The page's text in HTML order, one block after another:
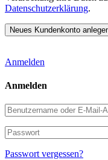
Datenschutzerklärung.
Anmelden
Anmelden
Benutzername
oder
E-
Mail-
Adresse
Passwort
Passwort vergessen?